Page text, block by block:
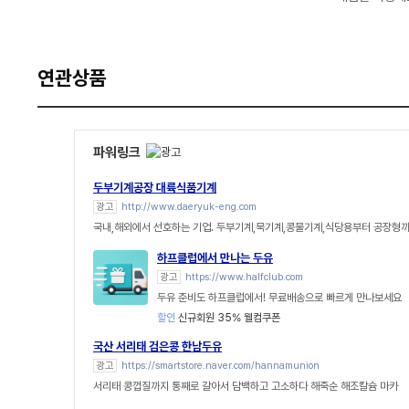
연관상품
파워링크
두부기계공장 대륙식품기계
광고 http://www.daeryuk-eng.com
국내,해외에서 선호하는 기업. 두부기계,묵기계,콩물기계,식당용부터 공장형
하프클럽에서 만나는 두유
광고 https://www.halfclub.com
두유 준비도 하프클럽에서! 무료배송으로 빠르게 만나보세요
할인 신규회원 35% 웰컴쿠폰
국산 서리태 검은콩 한남두유
광고 https://smartstore.naver.com/hannamunion
서리태 콩껍질까지 통째로 갈아서 담백하고 고소하다 해죽순 해조칼슘 마카